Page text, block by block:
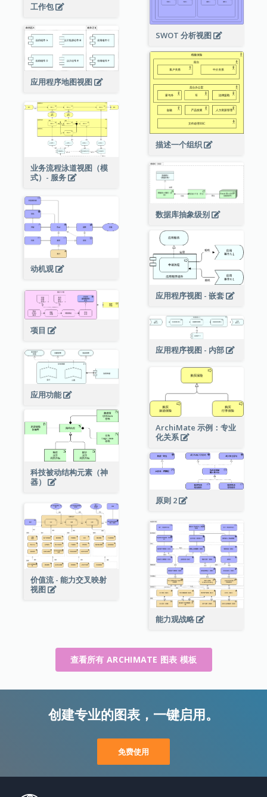
SWOT 分析视图
工作包
应用程序地图视图
描述一个组织
业务流程泳道视图（模
式）- 服务
数据库抽象级别
动机观
应用程序视图 - 嵌套
项目
应用程序视图 - 内部
应用功能
ArchiMate 示例：专业
化关系
科技被动结构元素（神
器）
原则 2
价值流 - 能力交叉映射
视图
能力观战略
查看所有 ARCHIMATE 图表 模板
创建专业的图表，一键启用。
免费使用